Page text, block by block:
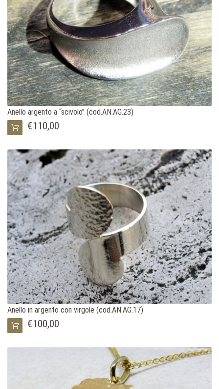
Anello argento a “scivolo” (cod.AN.AG.23)
€110,00
Anello in argento con virgole (cod.AN.AG.17)
€100,00